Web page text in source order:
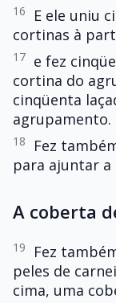
16
E ele uniu
cortinas à
17 e fez
cortina do
cinqüenta
agrupamento.
18
Fez
para ajuntar a
A coberta
19
Fez
peles de
cima, uma